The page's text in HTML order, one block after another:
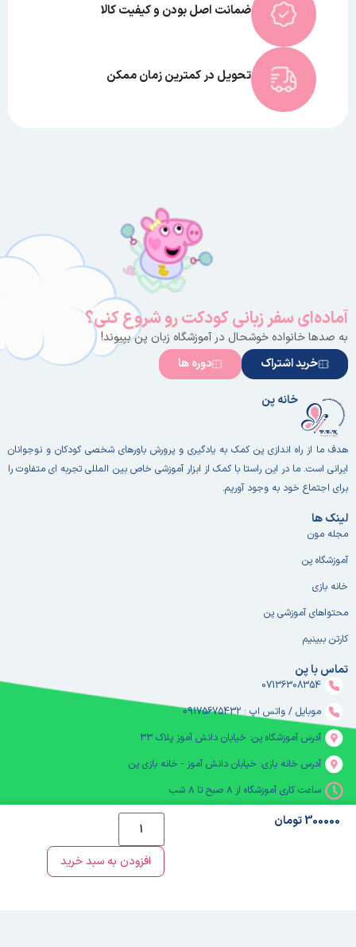
ضمانت اصل بودن و کیفیت کالا
تحویل در کمترین زمان ممکن
300000 تومان
افزودن به سبد خرید
آماده‌ای سفر زبانی کودکت رو شروع کنی؟
به صدها خانواده خوشحال در آموزشگاه زبان پن بپیوند!
خرید اشتراک
دوره ها
خانه پن
هدف ما از راه اندازی پن کمک به یادگیری و پرورش باورهای شخصی کودکان و نوجوانان
ایرانی است. ما در این راستا با کمک از ابزار آموزشی خاص بین المللی تجربه ای متفاوت را
برای اجتماع خود به وجود آوریم.
لینک ها
مجله مون
آموزشگاه پن
خانه بازی
محتواهای آموزشی پن
کارتن ببینیم
تماس با پن
07136308354
موبایل / واتس اپ : 09175675432
آدرس آموزشگاه پن: خیابان دانش آموز پلاک ۳۳
آدرس خانه بازی: خیابان دانش آموز - خانه بازی پن
ساعت کاری آموزشگاه از ۸ صبح تا ۸ شب
خانه بازی پن از ۹ صبح تا ۱۰ شب